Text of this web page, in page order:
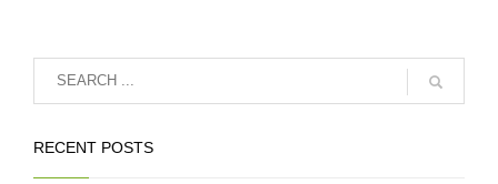
RECENT POSTS